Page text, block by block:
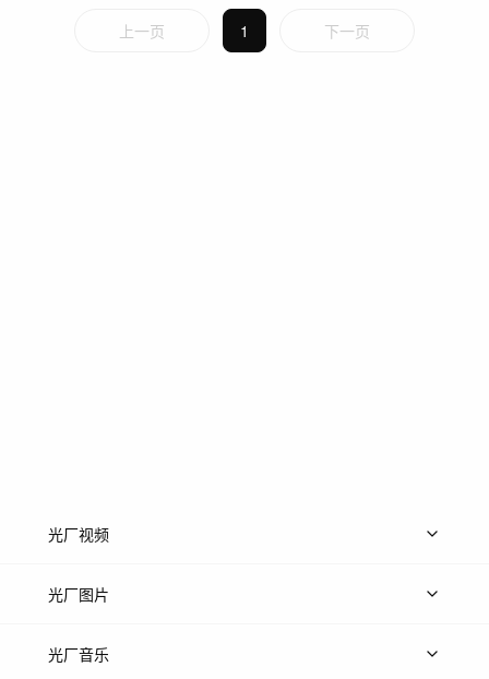
上一页 1 下一页
光厂视频
上传视频
光厂图片
上传图片
光厂音乐